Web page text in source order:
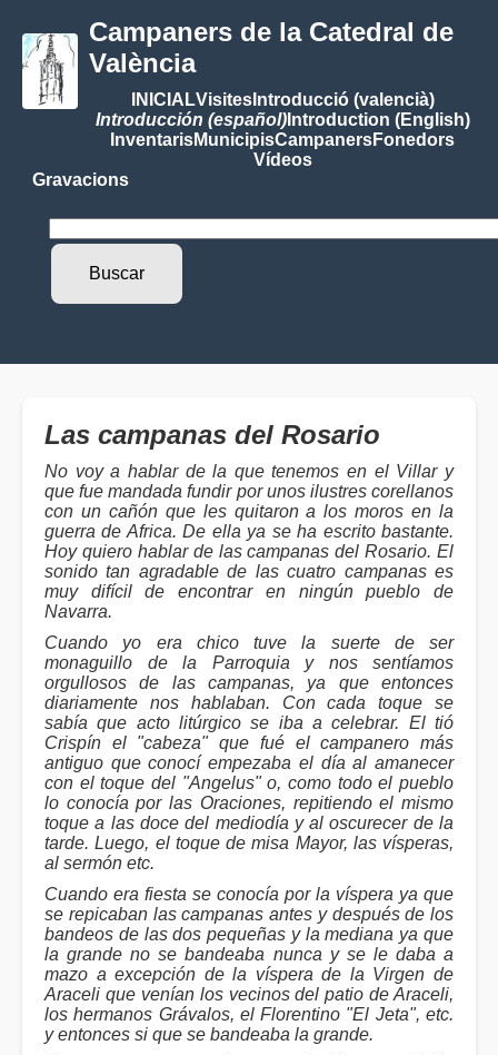
Campaners de la Catedral de
València
INICIALVisitesIntroducció (valencià)
Introducción (español)Introduction (English)
InventarisMunicipisCampanersFonedors
Vídeos
Gravacions
Las campanas del Rosario
No voy a hablar de la que tenemos en el Villar y
que fue mandada fundir por unos ilustres corellanos
con un cañón que les quitaron a los moros en la
guerra de Africa. De ella ya se ha escrito bastante.
Hoy quiero hablar de las campanas del Rosario. El
sonido tan agradable de las cuatro campanas es
muy difícil de encontrar en ningún pueblo de
Navarra.
Cuando yo era chico tuve la suerte de ser
monaguillo de la Parroquia y nos sentíamos
orgullosos de las campanas, ya que entonces
diariamente nos hablaban. Con cada toque se
sabía que acto litúrgico se iba a celebrar. El tió
Crispín el "cabeza" que fué el campanero más
antiguo que conocí empezaba el día al amanecer
con el toque del "Angelus" o, como todo el pueblo
lo conocía por las Oraciones, repitiendo el mismo
toque a las doce del mediodía y al oscurecer de la
tarde. Luego, el toque de misa Mayor, las vísperas,
al sermón etc.
Cuando era fiesta se conocía por la víspera ya que
se repicaban las campanas antes y después de los
bandeos de las dos pequeñas y la mediana ya que
la grande no se bandeaba nunca y se le daba a
mazo a excepción de la víspera de la Virgen de
Araceli que venían los vecinos del patio de Araceli,
los hermanos Grávalos, el Florentino "El Jeta", etc.
y entonces si que se bandeaba la grande.